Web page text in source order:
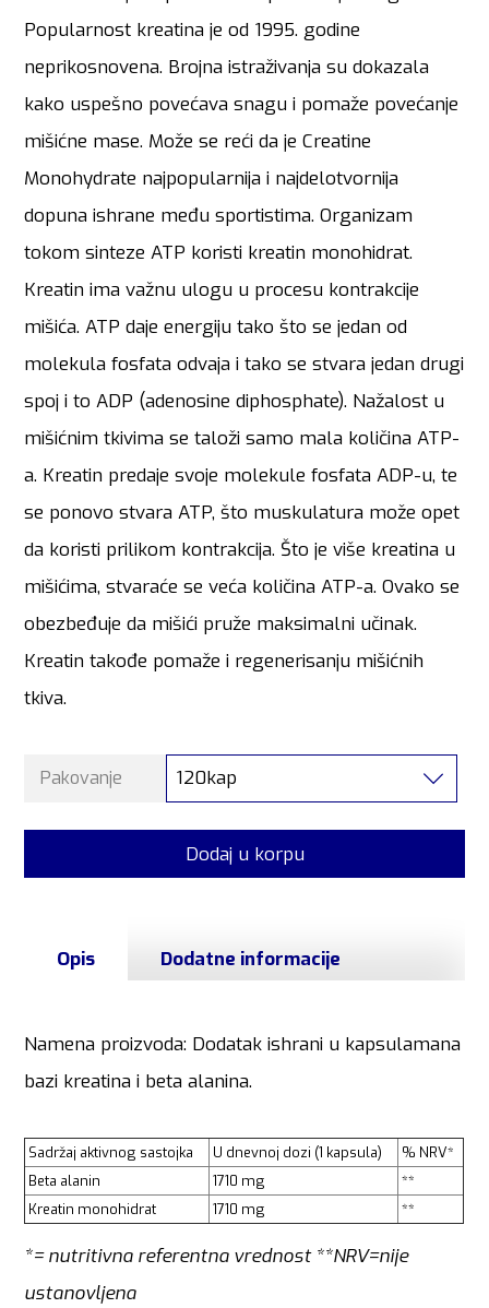
Popularnost kreatina je od 1995. godine
neprikosnovena. Brojna istraživanja su dokazala
kako uspešno povećava snagu i pomaže povećanje
mišićne mase. Može se reći da je Creatine
Monohydrate najpopularnija i najdelotvornija
dopuna ishrane među sportistima. Organizam
tokom sinteze ATP koristi kreatin monohidrat.
Kreatin ima važnu ulogu u procesu kontrakcije
mišića. ATP daje energiju tako što se jedan od
molekula fosfata odvaja i tako se stvara jedan drugi
spoj i to ADP (adenosine diphosphate). Nažalost u
mišićnim tkivima se taloži samo mala količina ATP-
a. Kreatin predaje svoje molekule fosfata ADP-u, te
se ponovo stvara ATP, što muskulatura može opet
da koristi prilikom kontrakcija. Što je više kreatina u
mišićima, stvaraće se veća količina ATP-a. Ovako se
obezbeđuje da mišići pruže maksimalni učinak.
Kreatin takođe pomaže i regenerisanju mišićnih
tkiva.
Pakovanje 120kap
Dodaj u korpu
Opis Dodatne informacije
Namena proizvoda: Dodatak ishrani u kapsulamana
bazi kreatina i beta alanina.
Sadržaj aktivnog sastojka U dnevnoj dozi (1 kapsula)
% NRV*
Beta alanin
1710 mg
**
Kreatin monohidrat
1710 mg **
*= nutritivna referentna vrednost **NRV=nije
ustanovljena